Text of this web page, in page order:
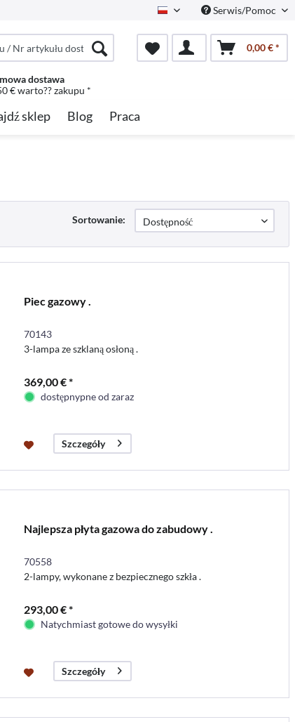
Polish Serwis/Pomoc
0,00 € *
dostawa
€ warto?? zakupu *
sklep Blog Praca
Sortowanie:
Piec gazowy .
70143
3-lampa ze szklaną osłoną .
369,00 € *
dostępnypne od zaraz
Szczegóły
Najlepsza płyta gazowa do zabudowy .
70558
2-lampy, wykonane z bezpiecznego szkła .
293,00 € *
Natychmiast gotowe do wysyłki
Szczegóły